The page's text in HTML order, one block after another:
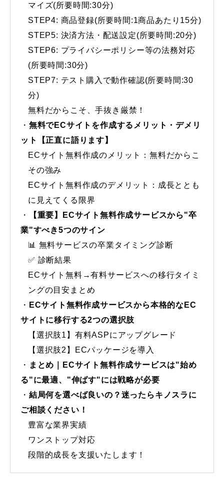
マイズ(所要時間:30分)
STEP4: 商品登録(所要時間:1商品あたり15分)
STEP5: 決済方法・配送設定(所要時間:20分)
STEP6: プライバシーポリシー等の法務対応
(所要時間:30分)
STEP7: テスト購入で動作確認(所要時間:30
分)
無料だからこそ、手抜き厳禁！
無料でECサイトを作成するメリット・デメリ
ット【正直に語ります】
ECサイト無料作成のメリット：無料だからこ
その強み
ECサイト無料作成のデメリット：成長ととも
に見えてくる限界
【重要】ECサイト無料作成サービスから"卒
業"すべき5つのサイン
📊 無料サービスの卒業タイミング診断
✅ 診断結果
ECサイト無料→有料サービスへの移行タイミ
ングの目安まとめ
ECサイト無料作成サービスから本格的なEC
サイトに移行する2つの選択肢
【選択肢1】有料ASPにアップグレード
【選択肢2】ECパッケージを導入
まとめ｜ECサイト無料作成サービスは"始め
る"に最適、"伸ばす"には戦略が必要
結局何を選べば良いの？迷ったらキノスラに
ご相談ください！
豊富な業界実績
ワンストップ対応
段階的成長を支援いたします！